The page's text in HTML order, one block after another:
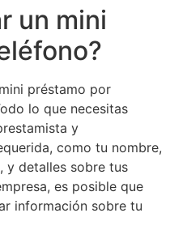
un mini
préstamo por
lo que necesitas
y
como tu nombre,
y detalles sobre tus
es posible que
información sobre tu